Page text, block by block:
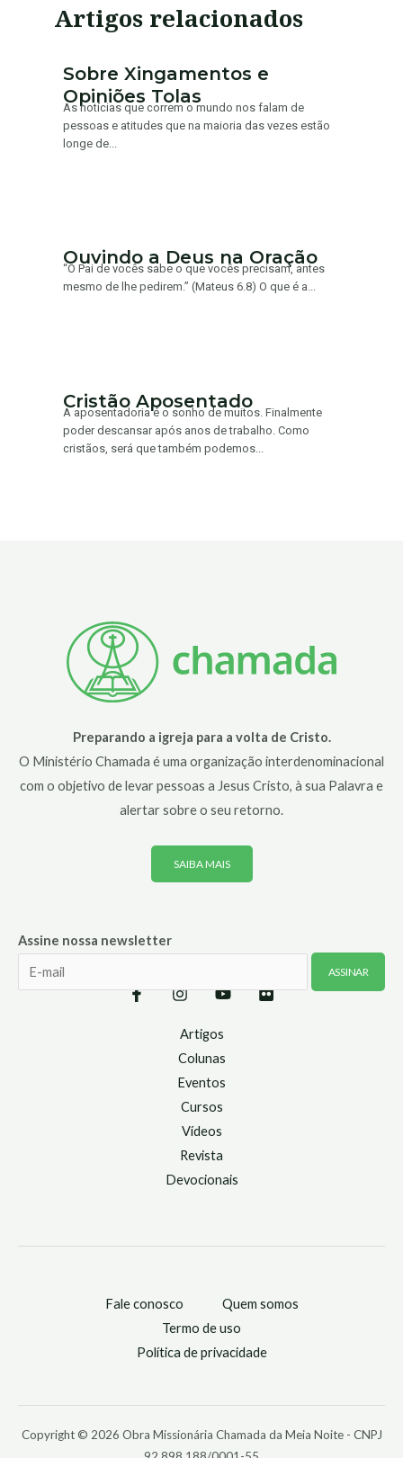
Artigos relacionados
Sobre Xingamentos e
Opiniões Tolas
As notícias que correm o mundo nos falam de
pessoas e atitudes que na maioria das vezes estão
longe de...
Ouvindo a Deus na Oração
“O Pai de vocês sabe o que vocês precisam, antes
mesmo de lhe pedirem.” (Mateus 6.8) O que é a...
Cristão Aposentado
A aposentadoria é o sonho de muitos. Finalmente
poder descansar após anos de trabalho. Como
cristãos, será que também podemos...
Preparando a igreja para a volta de Cristo.
O Ministério Chamada é uma organização interdenominacional
com o objetivo de levar pessoas a Jesus Cristo, à sua Palavra e
alertar sobre o seu retorno.
SAIBA MAIS
Assine nossa newsletter
Artigos
Colunas
Eventos
Cursos
Vídeos
Revista
Devocionais
Fale conosco
Quem somos
Termo de uso
Política de privacidade
Copyright © 2026 Obra Missionária Chamada da Meia Noite - CNPJ